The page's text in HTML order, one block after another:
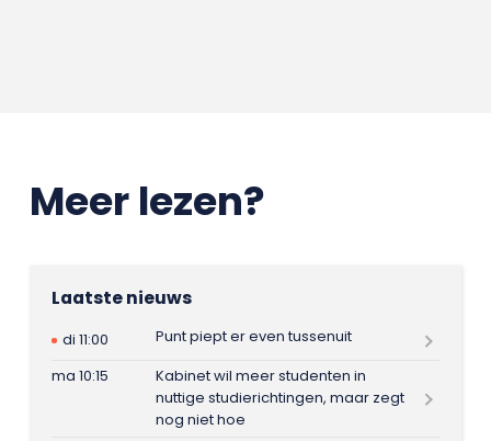
Meer lezen?
Laatste nieuws
di 11:00
Punt piept er even tussenuit
ma 10:15
Kabinet wil meer studenten in
nuttige studierichtingen, maar zegt
nog niet hoe